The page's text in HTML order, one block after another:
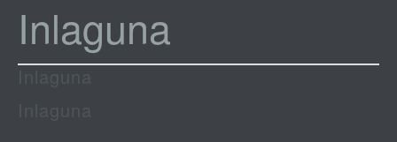
Inlaguna